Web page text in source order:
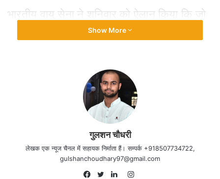
भारतीय वायु सेना ने शनिवार को ऐलान किया कि जो
कोई भी विमान एएन-32 के लोकेशन की सूचना देगा,
इसकी घोषणा करते हुए कहा कि जो भी इसकी सही
सूचना देगा, उसे इनाम दिया जाएगा|
Show More
गुलशन चौधरी
लेखक एक न्यूज चैनल में सहायक निर्माता हैं। सम्पर्क +918507734722,
gulshanchoudhary97@gmail.com
Instagram